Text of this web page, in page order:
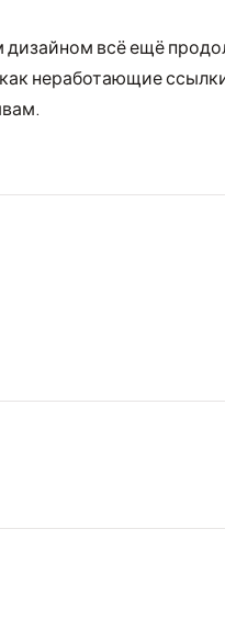
дизайном всё ещё
неработающие